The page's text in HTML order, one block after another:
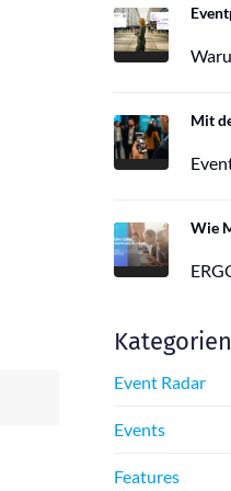
Kategorien
Event Radar
Events
Features